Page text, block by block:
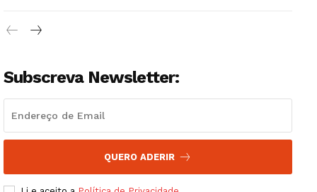
Institucional
Artigos
Edição Digital
Grande Entrevista
Subscreva Newsletter:
QUERO ADERIR